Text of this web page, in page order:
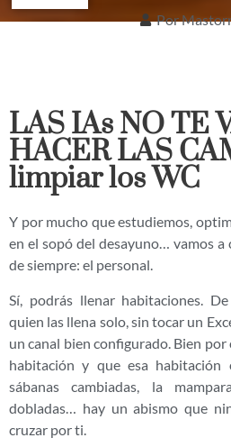
Por
LAS IAs NO TE
HACER LAS
limpiar los WC
Y por mucho que estudiemos,
en el sopó del desayuno… vamos a
de siempre: el personal.
Sí, podrás llenar habitaciones.
quien las llena solo, sin tocar un
un canal bien configurado. Bien
habitación y que esa habitación
sábanas cambiadas, la
dobladas… hay un abismo que
cruzar por ti.